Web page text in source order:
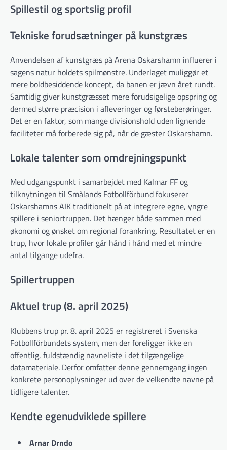
Spillestil og sportslig profil
Tekniske forudsætninger på kunstgræs
Anvendelsen af kunstgræs på Arena Oskarshamn influerer i
sagens natur holdets spilmønstre. Underlaget muliggør et
mere boldbesiddende koncept, da banen er jævn året rundt.
Samtidig giver kunstgræsset mere forudsigelige opspring og
dermed større præcision i afleveringer og førsteberøringer.
Det er en faktor, som mange divisionshold uden lignende
faciliteter må forberede sig på, når de gæster Oskarshamn.
Lokale talenter som omdrejningspunkt
Med udgangspunkt i samarbejdet med Kalmar FF og
tilknytningen til Smålands Fotbollförbund fokuserer
Oskarshamns AIK traditionelt på at integrere egne, yngre
spillere i seniortruppen. Det hænger både sammen med
økonomi og ønsket om regional forankring. Resultatet er en
trup, hvor lokale profiler går hånd i hånd med et mindre
antal tilgange udefra.
Spillertruppen
Aktuel trup (8. april 2025)
Klubbens trup pr. 8. april 2025 er registreret i Svenska
Fotbollförbundets system, men der foreligger ikke en
offentlig, fuldstændig navneliste i det tilgængelige
datamateriale. Derfor omfatter denne gennemgang ingen
konkrete personoplysninger ud over de velkendte navne på
tidligere talenter.
Kendte egenudviklede spillere
Arnar Drndo